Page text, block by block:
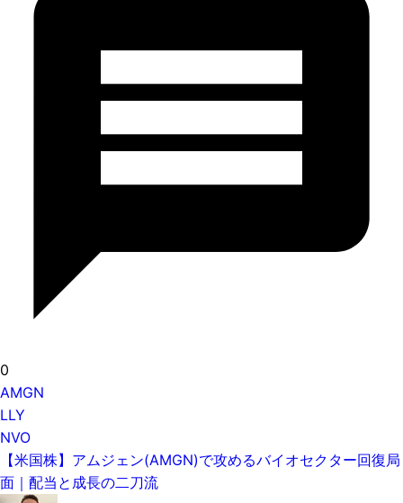
0
AMGN
LLY
NVO
【米国株】アムジェン(AMGN)で攻めるバイオセクター回復局
面｜配当と成長の二刀流